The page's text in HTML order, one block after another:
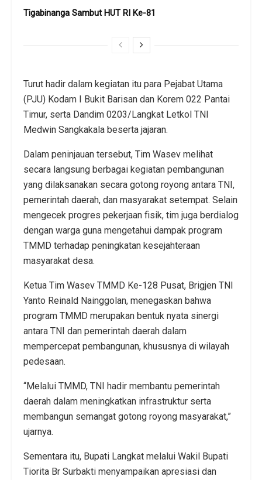
Tigabinanga Sambut HUT RI Ke-81
Turut hadir dalam kegiatan itu para Pejabat Utama
(PJU) Kodam I Bukit Barisan dan Korem 022 Pantai
Timur, serta Dandim 0203/Langkat Letkol TNI
Medwin Sangkakala beserta jajaran.
Dalam peninjauan tersebut, Tim Wasev melihat
secara langsung berbagai kegiatan pembangunan
yang dilaksanakan secara gotong royong antara TNI,
pemerintah daerah, dan masyarakat setempat. Selain
mengecek progres pekerjaan fisik, tim juga berdialog
dengan warga guna mengetahui dampak program
TMMD terhadap peningkatan kesejahteraan
masyarakat desa.
Ketua Tim Wasev TMMD Ke-128 Pusat, Brigjen TNI
Yanto Reinald Nainggolan, menegaskan bahwa
program TMMD merupakan bentuk nyata sinergi
antara TNI dan pemerintah daerah dalam
mempercepat pembangunan, khususnya di wilayah
pedesaan.
“Melalui TMMD, TNI hadir membantu pemerintah
daerah dalam meningkatkan infrastruktur serta
membangun semangat gotong royong masyarakat,”
ujarnya.
Sementara itu, Bupati Langkat melalui Wakil Bupati
Tiorita Br Surbakti menyampaikan apresiasi dan